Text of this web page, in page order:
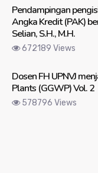
Pendampingan
Angka Kredit (PAK)
Selian, S.H., M.H.
672189 Views
Dosen FH UPNVJ
Plants (GGWP) Vol. 2
578796 Views